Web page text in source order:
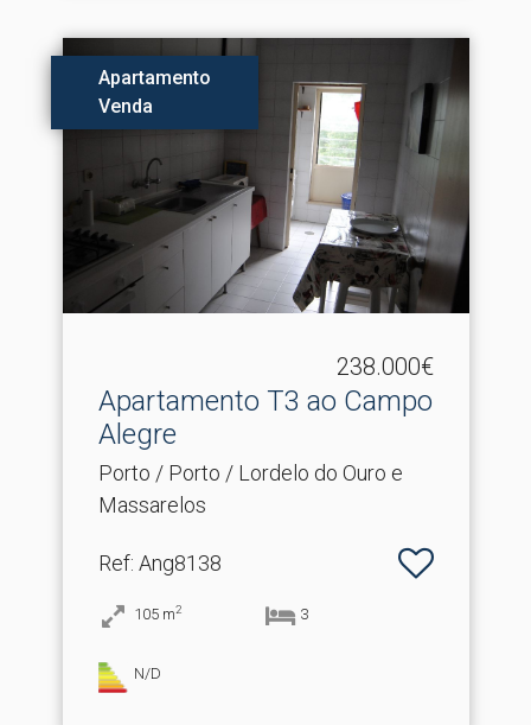
Apartamento
Venda
238.000€
Apartamento T3 ao Campo
Alegre
Porto / Porto / Lordelo do Ouro e
Massarelos
Ref: Ang8138
105 m2 3
N/D